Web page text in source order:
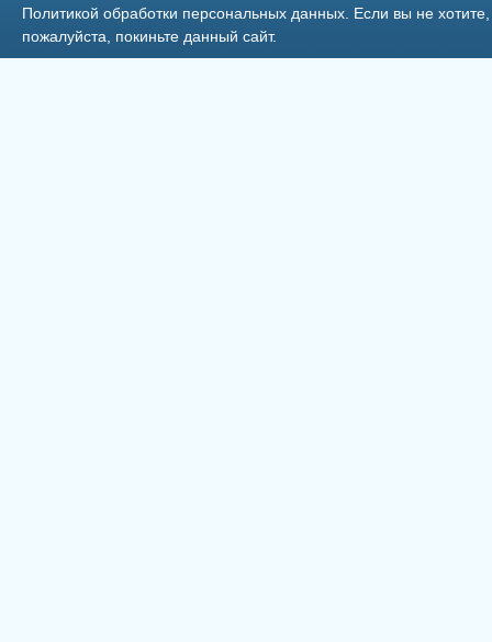
Политикой обработки персональных данных . Если вы не
пожалуйста, покиньте данный сайт.